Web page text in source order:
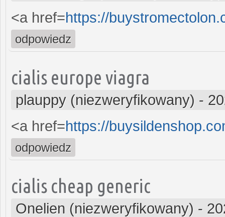
<a href=https://
odpowiedz
cialis europe viagra
plauppy (niezweryfikowany) -
<a href=https://
odpowiedz
cialis cheap generic
Onelien (niezweryfikowany) -